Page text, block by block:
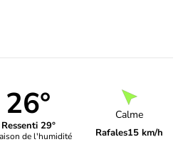
26°
Ressenti 29°
de l'humidité
Calme
Rafales15 km/h